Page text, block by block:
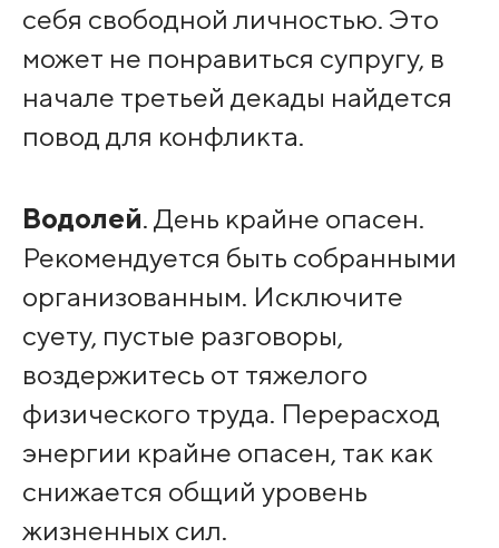
себя свободной личностью. Это
может не понравиться супругу, в
начале третьей декады найдется
повод для конфликта.
Водолей. День крайне опасен.
Рекомендуется быть собранными
организованным. Исключите
суету, пустые разговоры,
воздержитесь от тяжелого
физического труда. Перерасход
энергии крайне опасен, так как
снижается общий уровень
жизненных сил.